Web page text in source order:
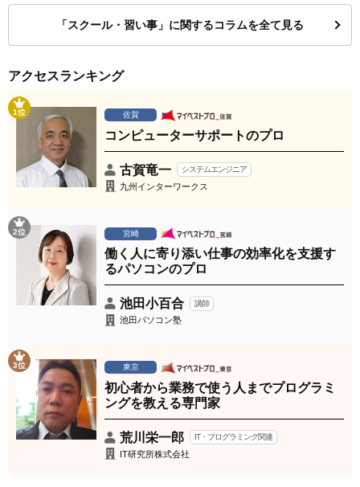
「スクール・習い事」に関するコラムを全て見る
アクセスランキング
1位 佐賀
コンピューターサポートのプロ
古賀竜一 システムエンジニア
九州インターワークス
2位 宮崎
働く人に寄り添い仕事の効率化を支援す
るパソコンのプロ
池田小百合 講師
池田パソコン塾
3位 東京
初心者から業務で使う人までプログラミ
ングを教える専門家
荒川栄一郎 IT・プログラミング関連
IT研究所株式会社